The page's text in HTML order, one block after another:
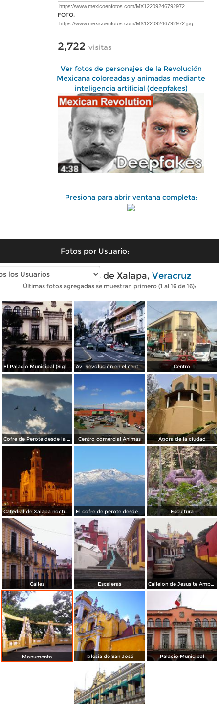
FOTO:
2,722 visitas
Ver fotos de personajes de la Revolución
Mexicana coloreadas y animadas mediante
inteligencia artificial (deepfakes)
Presiona para abrir ventana completa:
Fotos por Usuario:
Fotos modernas de Xalapa, Veracruz
Últimas fotos agregadas se muestran primero (1 al 16 de 16):
El Palacio Municipal (Siglo XIX). Xalapa, Veracruz. 1994 Av. Revolución en el centro de Xalapa, Veracruz Centro
Cofre de Perote desde la unidad habitacional Fovisste de Xalapa Centro comercial Ánimas Agora de la ciudad
Catedral de Xalapa nocturna El cofre de perote desde el parque juarez de xalapa Escultura
Calles Escaleras Callejon de Jesus te Ampare
Monumento Iglesia de San José Palacio Municipal